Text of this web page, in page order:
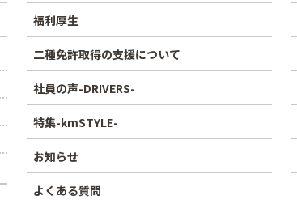
福利厚生
二種免許取得の支援について
社員の声-DRIVERS-
特集-kmSTYLE-
お知らせ
よくある質問